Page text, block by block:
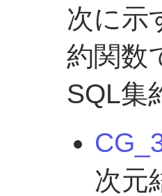
次に示
約関数
SQL集
次元